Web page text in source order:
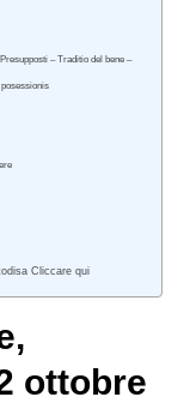
– Traditio del bene –
Cliccare qui
ottobre